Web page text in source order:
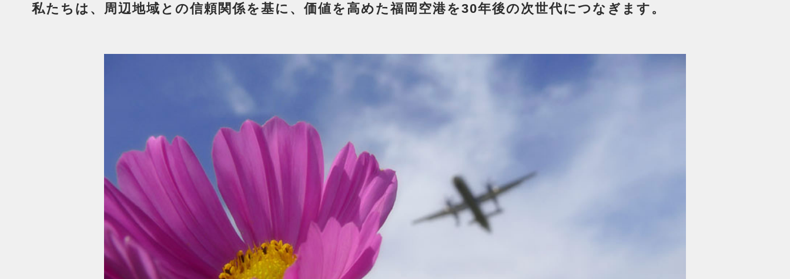
私たちは、周辺地域との信頼関係を基に、価値を高めた福岡空港を30年後の次世代につなぎます。